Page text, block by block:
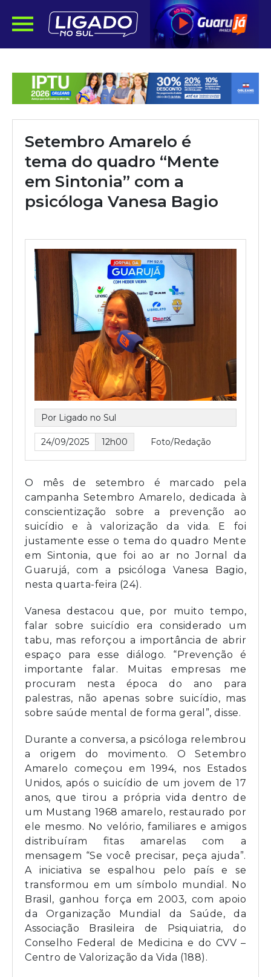
Setembro Amarelo é
tema do quadro “Mente
em Sintonia” com a
psicóloga Vanesa Bagio
Por Ligado no Sul
24/09/2025 12h00 Foto/Redação
O mês de setembro é marcado pela
campanha Setembro Amarelo, dedicada à
conscientização sobre a prevenção ao
suicídio e à valorização da vida. E foi
justamente esse o tema do quadro Mente
em Sintonia, que foi ao ar no Jornal da
Guarujá, com a psicóloga Vanesa Bagio,
nesta quarta-feira (24).
Vanesa destacou que, por muito tempo,
falar sobre suicídio era considerado um
tabu, mas reforçou a importância de abrir
espaço para esse diálogo. “Prevenção é
importante falar. Muitas empresas me
procuram nesta época do ano para
palestras, não apenas sobre suicídio, mas
sobre saúde mental de forma geral”, disse.
Durante a conversa, a psicóloga relembrou
a origem do movimento. O Setembro
Amarelo começou em 1994, nos Estados
Unidos, após o suicídio de um jovem de 17
anos, que tirou a própria vida dentro de
um Mustang 1968 amarelo, restaurado por
ele mesmo. No velório, familiares e amigos
distribuíram fitas amarelas com a
mensagem “Se você precisar, peça ajuda”.
A iniciativa se espalhou pelo país e se
transformou em um símbolo mundial. No
Brasil, ganhou força em 2003, com apoio
da Organização Mundial da Saúde, da
Associação Brasileira de Psiquiatria, do
Conselho Federal de Medicina e do CVV –
Centro de Valorização da Vida (188).